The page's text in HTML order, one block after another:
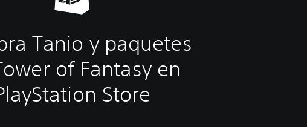
Tanio y paquetes
of Fantasy en
Store